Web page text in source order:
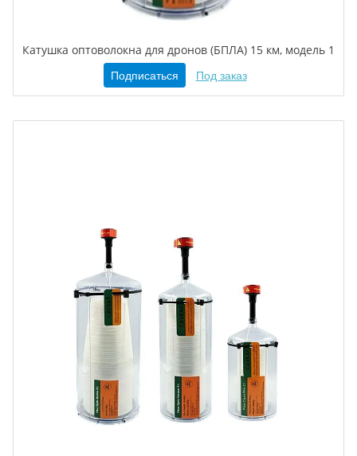
Катушка оптоволокна для дронов (БПЛА) 15 км, модель 1
Подписаться Под заказ